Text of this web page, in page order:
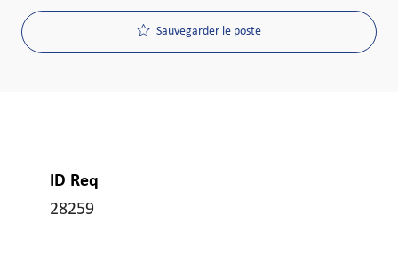
Sauvegarder le poste
ID Req
28259